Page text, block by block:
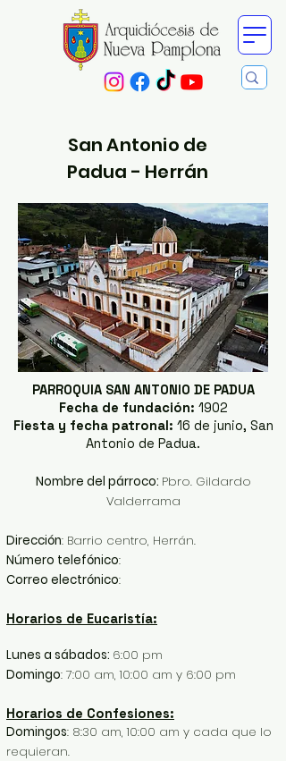
San Antonio de
Padua - Herrán
PARROQUIA SAN ANTONIO DE PADUA
Fecha de fundación: 1902
Fiesta y fecha patronal: 16 de junio, San
Antonio de Padua.
Nombre del párroco: Pbro. Gildardo
Valderrama
Dirección: Barrio centro, Herrán.
Número telefónico:
Correo electrónico:
Horarios de Eucaristía:
Lunes a sábados: 6:00 pm
Domingo: 7:00 am, 10:00 am y 6:00 pm
Horarios de Confesiones:
Domingos: 8:30 am, 10:00 am y cada que lo
requieran.